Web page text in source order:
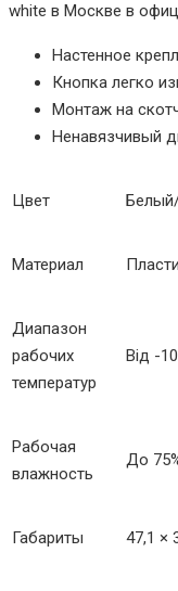
white в Москве в
Настенное
Кнопка легко
Монтаж на
Ненавязчивый
Цвет
Материал
Диапазон
рабочих
температур
Від -
Рабочая
влажность
До
Габариты 47,1 ×